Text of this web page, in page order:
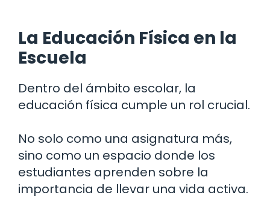
La Educación Física en la
Escuela
Dentro del ámbito escolar, la
educación física cumple un rol crucial.
No solo como una asignatura más,
sino como un espacio donde los
estudiantes aprenden sobre la
importancia de llevar una vida activa.